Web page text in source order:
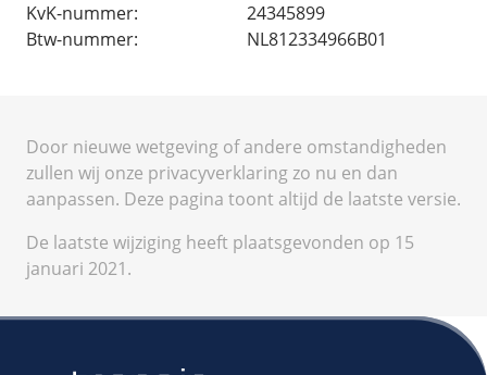
KvK-nummer:
24345899
Btw-nummer:
NL812334966B01
Door nieuwe wetgeving of andere omstandigheden
zullen wij onze privacyverklaring zo nu en dan
aanpassen. Deze pagina toont altijd de laatste versie.
De laatste wijziging heeft plaatsgevonden op 15
januari 2021.